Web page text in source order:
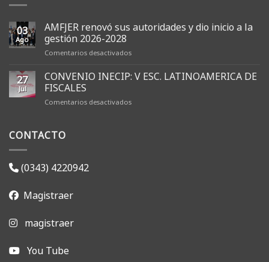
03
Ago
AMFJER renovó sus autoridades y dio inicio a la
gestión 2026-2028
Comentarios desactivadosen
renovó
sus
y
27
Jul
CONVENIO INECIP: V ESC. LATINOAMERICA DE
FISCALES
Comentarios desactivadosen
CONTACTO
(0343) 4220942
Magistraer
magistraer
You Tube